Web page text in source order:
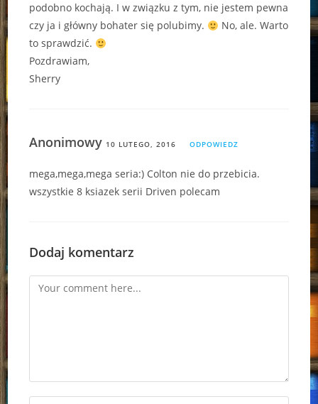
podobno kochają. I w związku z tym, nie jestem pewna
czy ja i główny bohater się polubimy.
No, ale. Warto
to sprawdzić.
Pozdrawiam,
Sherry
Anonimowy 10 LUTEGO, 2016 ODPOWIEDZ
mega,mega,mega seria:) Colton nie do przebicia.
wszystkie 8 ksiazek serii Driven polecam
Dodaj komentarz
Comment